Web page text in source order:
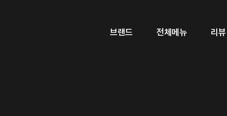
브랜드 전체메뉴 리뷰